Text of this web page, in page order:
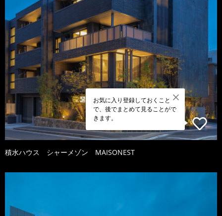
お気に入り登録しておくこと
で、後でまとめて見ることがで
きます。
積水ハウス シャーメゾン MAISONEST